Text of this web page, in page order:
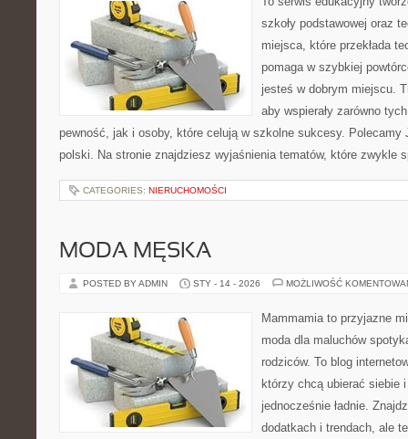
szkoły podstawowej oraz
miejsca, które przekłada
pomaga w szybkiej
jesteś w dobrym miejscu.
aby wspierały zarówno
pewność, jak i osoby, które celują w szkolne sukcesy.
polski. Na stronie znajdziesz wyjaśnienia tematów, które zwykle
CATEGORIES: NIERUCHOMOŚCI
MODA MĘSKA
POSTED BY ADMIN STY - 14 - 2026 MOŻLIWOŚĆ
Mammamia to przyjazne
moda dla maluchów
rodziców. To blog
którzy chcą ubierać siebie
jednocześnie ładnie.
dodatkach i trendach, ale